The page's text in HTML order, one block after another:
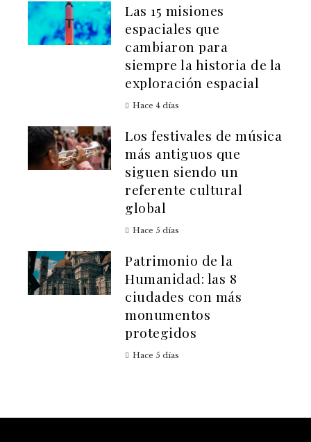
Las 15 misiones
espaciales que
cambiaron para
siempre la historia de la
exploración espacial
Hace 4 días
Los festivales de música
más antiguos que
siguen siendo un
referente cultural
global
Hace 5 días
Patrimonio de la
Humanidad: las 8
ciudades con más
monumentos
protegidos
Hace 5 días